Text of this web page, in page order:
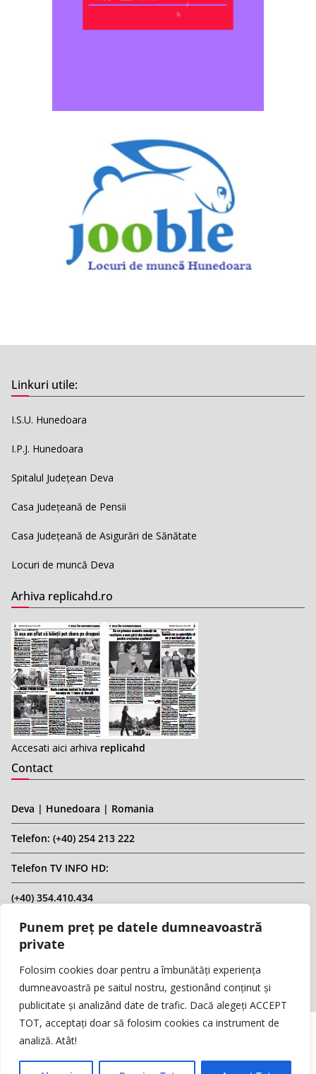
Punem preț pe datele dumneavoastră
private
Folosim cookies doar pentru a îmbunătăți experiența
dumneavoastră pe saitul nostru, gestionând conținut și
publicitate și analizând date de trafic. Dacă alegeți ACCEPT
TOT, acceptați doar să folosim cookies ca instrument de
analiză. Atât!
Linkuri utile:
I.S.U. Hunedoara
I.P.J. Hunedoara
Spitalul Județean Deva
Casa Județeană de Pensii
Casa Județeană de Asigurări de Sănătate
Locuri de muncă Deva
Arhiva replicahd.ro
Accesati aici arhiva replicahd
Contact
Deva | Hunedoara | Romania
Telefon: (+40) 254 213 222
Telefon TV INFO HD:
(+40) 354.410.434
Email: infohd20@gmail.com
Website: www.replicahd.ro